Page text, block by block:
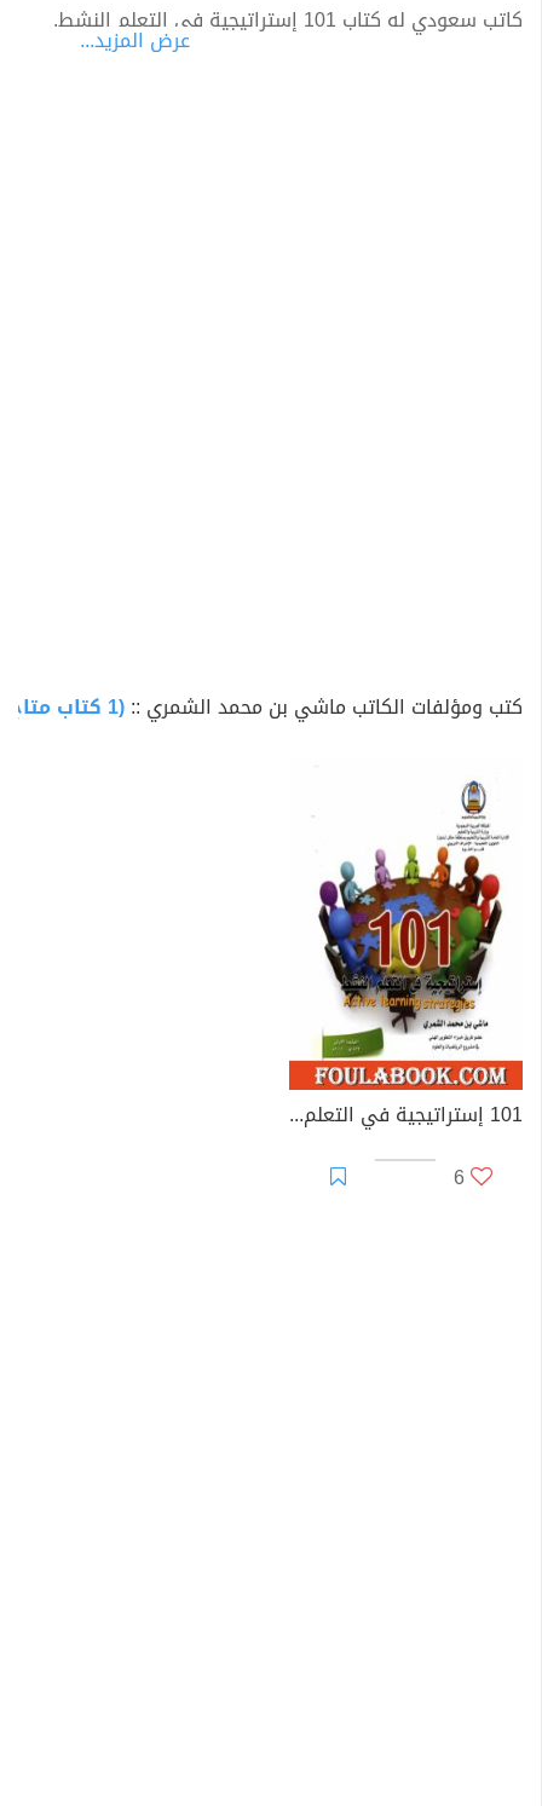
كاتب سعودي له كتاب 101 إستراتيجية في التعلم النشط.
عرض المزيد...
كتب ومؤلفات الكاتب ماشي بن محمد الشمري ::(1 كتاب متاح للتحميل)
101 إستراتيجية في التعلم النشط
6